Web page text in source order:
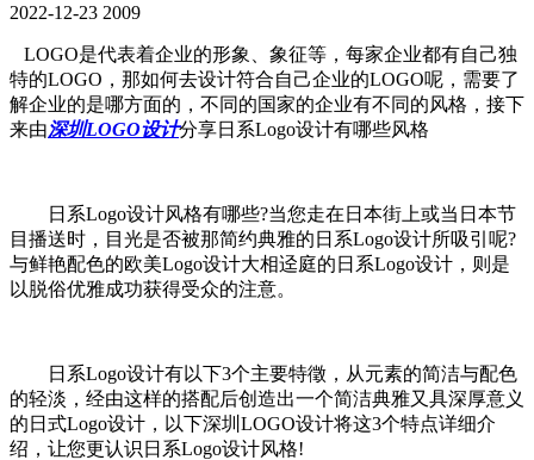
2022-12-23 2009
LOGO是代表着企业的形象、象征等，每家企业都有自己独
特的LOGO，那如何去设计符合自己企业的LOGO呢，需要了
解企业的是哪方面的，不同的国家的企业有不同的风格，接下
来由深圳LOGO设计分享日系Logo设计有哪些风格
日系Logo设计风格有哪些?当您走在日本街上或当日本节
目播送时，目光是否被那简约典雅的日系Logo设计所吸引呢?
与鲜艳配色的欧美Logo设计大相迳庭的日系Logo设计，则是
以脱俗优雅成功获得受众的注意。
日系Logo设计有以下3个主要特徵，从元素的简洁与配色
的轻淡，经由这样的搭配后创造出一个简洁典雅又具深厚意义
的日式Logo设计，以下深圳LOGO设计将这3个特点详细介
绍，让您更认识日系Logo设计风格!